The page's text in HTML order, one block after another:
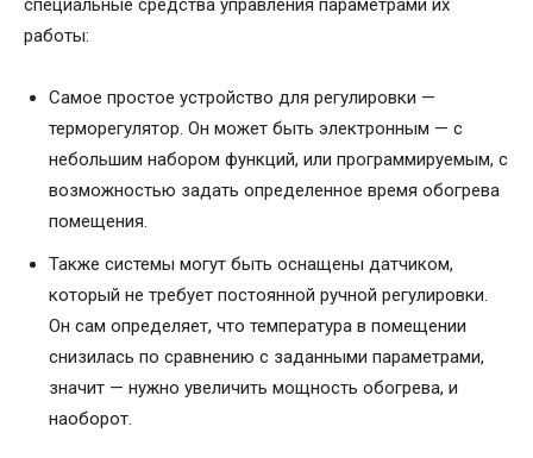
специальные средства управления параметрами их
работы:
Самое простое устройство для регулировки —
терморегулятор. Он может быть электронным — с
небольшим набором функций, или программируемым, с
возможностью задать определенное время обогрева
помещения.
Также системы могут быть оснащены датчиком,
который не требует постоянной ручной регулировки.
Он сам определяет, что температура в помещении
снизилась по сравнению с заданными параметрами,
значит — нужно увеличить мощность обогрева, и
наоборот.